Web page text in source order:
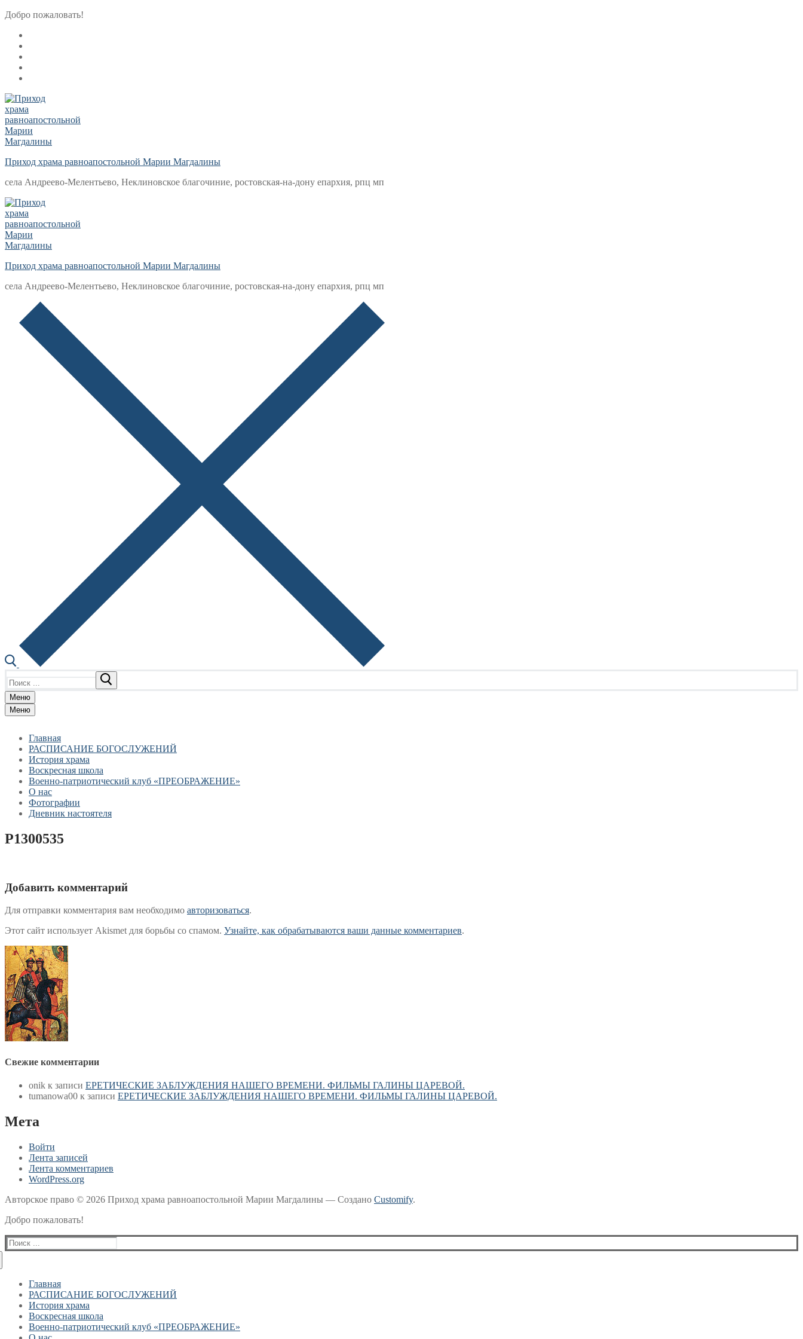
Перейти
содержимому
Меню
Закрыть
Добро пожаловать!
Приход храма равноапостольной Марии Магдалины
села Андреево-Мелентьево, Неклиновское благочиние, ростовская-на-дону епархия, рпц мп
Приход храма равноапостольной Марии Магдалины
села Андреево-Мелентьево, Неклиновское благочиние, ростовская-на-дону епархия, рпц мп
Меню
Меню
Главная
РАСПИСАНИЕ БОГОСЛУЖЕНИЙ
История храма
Воскресная школа
Военно-патриотический клуб «ПРЕОБРАЖЕНИЕ»
О нас
Фотографии
Дневник настоятеля
P1300535
Добавить комментарий
Для отправки комментария вам необходимо авторизоваться.
Этот сайт использует Akismet для борьбы со спамом. Узнайте, как обрабатываются ваши данные комментариев.
Свежие комментарии
onik к записи ЕРЕТИЧЕСКИЕ ЗАБЛУЖДЕНИЯ НАШЕГО ВРЕМЕНИ. ФИЛЬМЫ ГАЛИНЫ ЦАРЕВОЙ.
tumanowa00 к записи ЕРЕТИЧЕСКИЕ ЗАБЛУЖДЕНИЯ НАШЕГО ВРЕМЕНИ. ФИЛЬМЫ ГАЛИНЫ ЦАРЕВОЙ.
Мета
Войти
Лента записей
Лента комментариев
WordPress.org
Авторское право © 2026 Приход храма равноапостольной Марии Магдалины — Создано Customify.
Добро пожаловать!
Найти:
Главная
РАСПИСАНИЕ БОГОСЛУЖЕНИЙ
История храма
Воскресная школа
Военно-патриотический клуб «ПРЕОБРАЖЕНИЕ»